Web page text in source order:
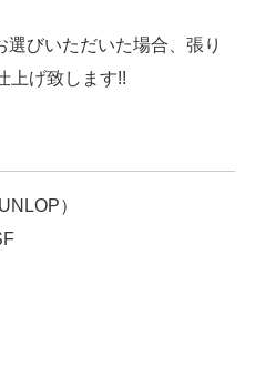
びいただいた場合、張り
上げ致します!!
）